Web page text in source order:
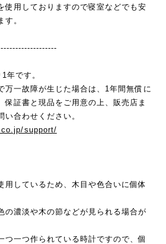
用しておりますので寝室などでも安
。
年です。
万一故障が生じた場合は、1年間無償に
保証書と現品をご用意の上、販売店ま
合わせください。
support/
用しているため、木目や色合いに個体
の濃淡や木の節などが見られる場合が
つ一つ作られている時計ですので、個